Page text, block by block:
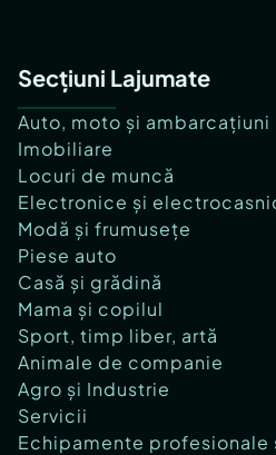
Secțiuni Lajumate
Auto, moto și ambarcațiuni
Imobiliare
Locuri de muncă
Electronice și
Modă și frumusețe
Piese auto
Casă și grădină
Mama și copilul
Sport, timp liber, artă
Animale de companie
Agro și Industrie
Servicii
Echipamente profesionale